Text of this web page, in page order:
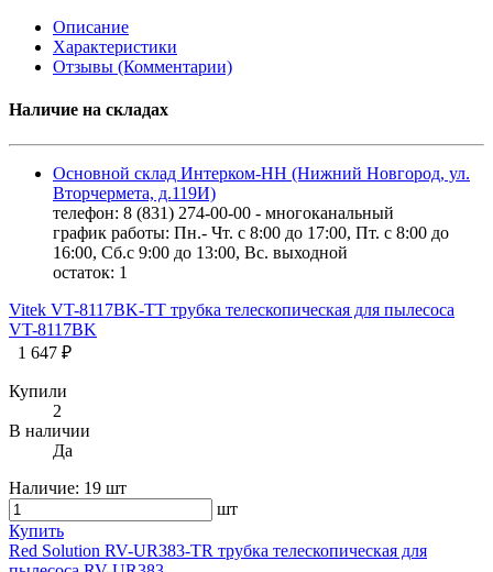
Описание
Характеристики
Отзывы (Комментарии)
Наличие на складах
Основной склад Интерком-НН (Нижний Новгород, ул.
Вторчермета, д.119И)
телефон: 8 (831) 274-00-00 - многоканальный
график работы: Пн.- Чт. с 8:00 до 17:00, Пт. с 8:00 до
16:00, Сб.с 9:00 до 13:00, Вс. выходной
остаток: 1
Vitek VT-8117BK-TT трубка телескопическая для пылесоса
VT-8117BK
1 647 ₽
Купили
2
В наличии
Да
Наличие: 19 шт
шт
Купить
Red Solution RV-UR383-TR трубка телескопическая для